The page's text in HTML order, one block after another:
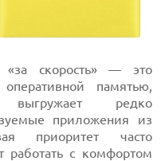
«за скорость» — это
памятью,
выгружает редко
приложения из
приоритет часто
работать с комфортом